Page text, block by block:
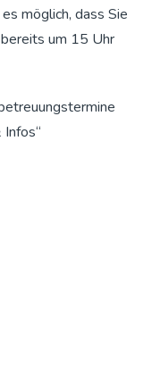
möglich, dass Sie
um 15 Uhr